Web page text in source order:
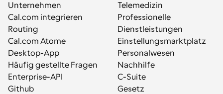
Unternehmen
Cal.com integrieren
Routing
Cal.com Atome
Desktop-App
Häufig gestellte Fragen
Enterprise-API
Github
Telemedizin
Professionelle
Dienstleistungen
Einstellungsmarktplatz
Personalwesen
Nachhilfe
C-Suite
Gesetz